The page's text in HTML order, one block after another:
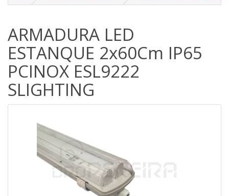
ARMADURA LED
ESTANQUE 2x60Cm IP65
PCINOX ESL9222
SLIGHTING